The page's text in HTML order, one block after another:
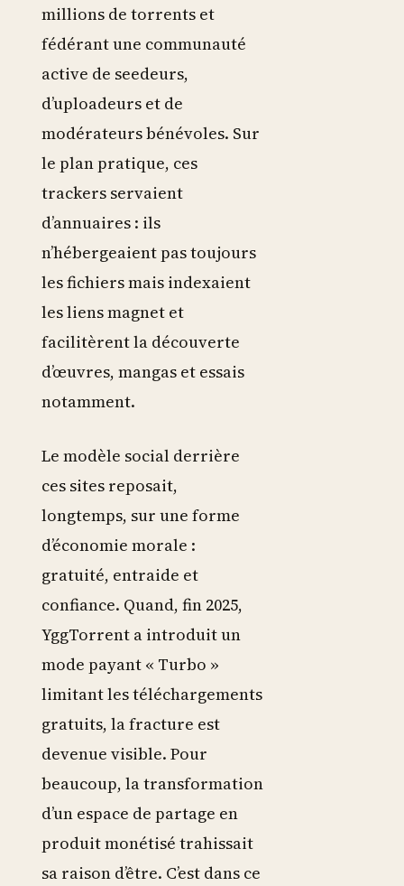
millions de torrents et
fédérant une communauté
active de seedeurs,
d’uploadeurs et de
modérateurs bénévoles. Sur
le plan pratique, ces
trackers servaient
d’annuaires : ils
n’hébergeaient pas toujours
les fichiers mais indexaient
les liens magnet et
facilitèrent la découverte
d’œuvres, mangas et essais
notamment.
Le modèle social derrière
ces sites reposait,
longtemps, sur une forme
d’économie morale :
gratuité, entraide et
confiance. Quand, fin 2025,
YggTorrent a introduit un
mode payant « Turbo »
limitant les téléchargements
gratuits, la fracture est
devenue visible. Pour
beaucoup, la transformation
d’un espace de partage en
produit monétisé trahissait
sa raison d’être. C’est dans ce